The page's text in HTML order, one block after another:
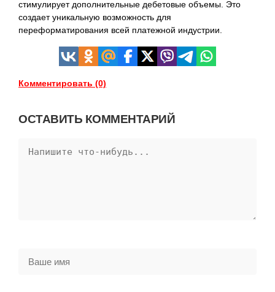
стимулирует дополнительные дебетовые объемы. Это
создает уникальную возможность для
переформатирования всей платежной индустрии.
Комментировать (0)
ОСТАВИТЬ КОММЕНТАРИЙ